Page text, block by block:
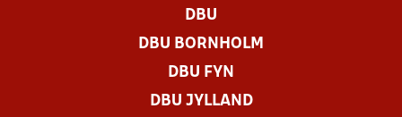
DBU
DBU BORNHOLM
DBU FYN
DBU JYLLAND